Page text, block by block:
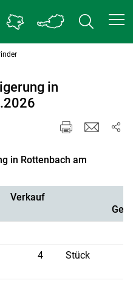
in
in Rottenbach am
Verkauf
4 Stück